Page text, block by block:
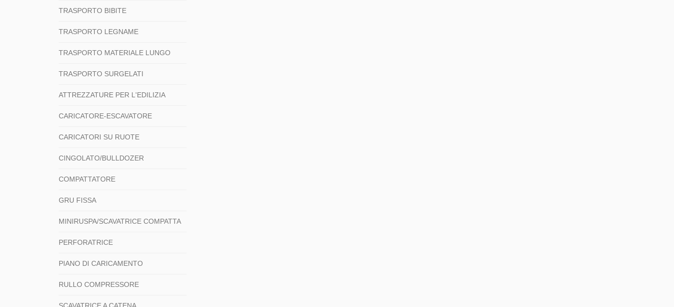
TRASPORTO BIBITE
TRASPORTO LEGNAME
TRASPORTO MATERIALE LUNGO
TRASPORTO SURGELATI
ATTREZZATURE PER L'EDILIZIA
CARICATORE-ESCAVATORE
CARICATORI SU RUOTE
CINGOLATO/BULLDOZER
COMPATTATORE
GRU FISSA
MINIRUSPA/SCAVATRICE COMPATTA
PERFORATRICE
PIANO DI CARICAMENTO
RULLO COMPRESSORE